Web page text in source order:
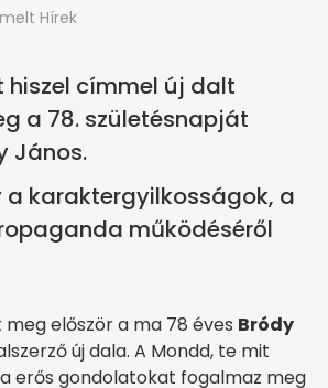
Hírek
hiszel címmel új dalt
a 78. születésnapját
János.
a karaktergyilkosságok, a
működéséről
először a ma 78 éves Bródy
új dala. A Mondd, te mit
erős gondolatokat fogalmaz meg